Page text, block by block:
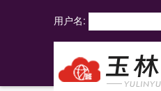
用户名: